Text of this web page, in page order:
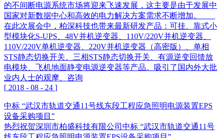
的不间断电源系统市场将迎来飞速发展，这主要是由于发展中
国家对新数据中心和高效的电力解决方案需求不断增加。
在此次展会中，柏深科技也带来最新研发产品：可挂、靠式小
型模块化S-UPS、48V并机逆变器、110V/220V并机逆变器、
110V/220V单机逆变器、220V并机逆变器（高密版）、单相
STS静态切换开关、三相STS静态切换开关、有源逆变回馈放
电模块、飞机地面静变电源逆变器等产品。吸引了国内外大批
业内人士的观摩、咨询
[ 2018 - 08 - 24 ]
中标 “武汉市轨道交通11号线东段工程应急照明电源装置EPS
设备采购项目”
热烈祝贺深圳市柏盛科技有限公司中标 “武汉市轨道交通11号